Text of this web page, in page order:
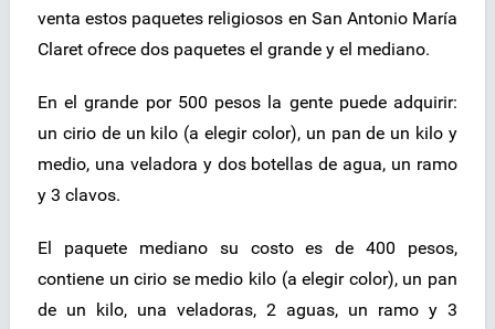
venta estos paquetes religiosos en San Antonio María
Claret ofrece dos paquetes el grande y el mediano.
En el grande por 500 pesos la gente puede adquirir:
un cirio de un kilo (a elegir color), un pan de un kilo y
medio, una veladora y dos botellas de agua, un ramo
y 3 clavos.
El paquete mediano su costo es de 400 pesos,
contiene un cirio se medio kilo (a elegir color), un pan
de un kilo, una veladoras, 2 aguas, un ramo y 3